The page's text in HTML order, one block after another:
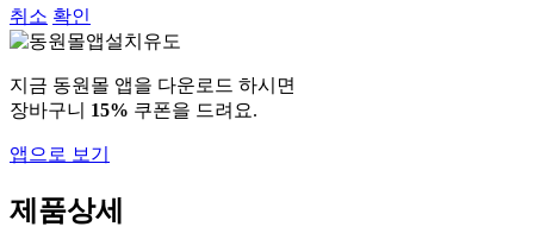
취소 확인
지금 동원몰 앱을 다운로드 하시면
장바구니 15% 쿠폰을 드려요.
앱으로 보기
제품상세